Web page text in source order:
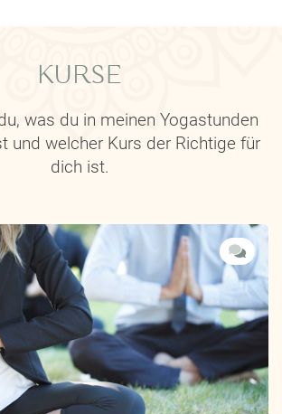
KURSE
was du in meinen Yogastunden
und welcher Kurs der Richtige für
dich ist.